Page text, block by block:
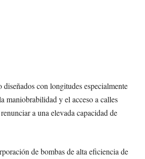
con longitudes especialmente
maniobrabilidad y el acceso a calles
a una elevada capacidad de
de bombas de alta eficiencia de